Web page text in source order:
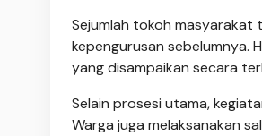
Sejumlah tokoh masyarakat
kepengurusan sebelumnya.
yang disampaikan secara
Selain prosesi utama,
Warga juga melaksanakan